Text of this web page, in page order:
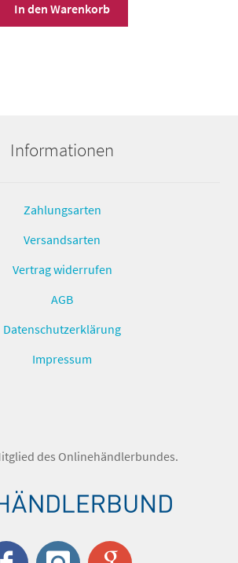
In den Warenkorb
Informationen
Zahlungsarten
Versandsarten
Vertrag widerrufen
AGB
Datenschutzerklärung
Impressum
des Onlinehändlerbundes.